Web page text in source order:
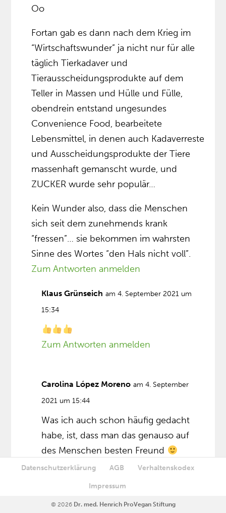
Oo
Fortan gab es dann nach dem Krieg im
“Wirtschaftswunder” ja nicht nur für alle
täglich Tierkadaver und
Tierausscheidungsprodukte auf dem
Teller in Massen und Hülle und Fülle,
obendrein entstand ungesundes
Convenience Food, bearbeitete
Lebensmittel, in denen auch Kadaverreste
und Ausscheidungsprodukte der Tiere
massenhaft gemanscht wurde, und
ZUCKER wurde sehr populär…
Kein Wunder also, dass die Menschen
sich seit dem zunehmends krank
“fressen”… sie bekommen im wahrsten
Sinne des Wortes “den Hals nicht voll”.
Zum Antworten anmelden
Klaus Grünseich am 4. September 2021 um
15:34
Zum Antworten anmelden
Carolina López Moreno am 4. September
2021 um 15:44
Was ich auch schon häufig gedacht
habe, ist, dass man das genauso auf
des Menschen besten Freund
übertragen kann…
Dies entspringt allerdings meiner
persönlichen Erinnerung und
Datenschutzerklärung AGB Verhaltenskodex
Impressum
© 2026 Dr. med. Henrich ProVegan Stiftung